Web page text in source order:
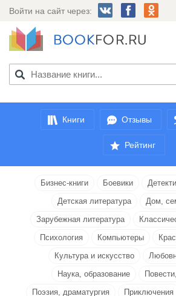
Войти на сайт через:
Книги Отзывы
Рейтинг
Бизнес-книги Боевики
Детская литература
Дом,
Зарубежная литература
Психология
Компьютеры
Культура и искусство
Наука, образование
Поэзия, драматургия
Приключения